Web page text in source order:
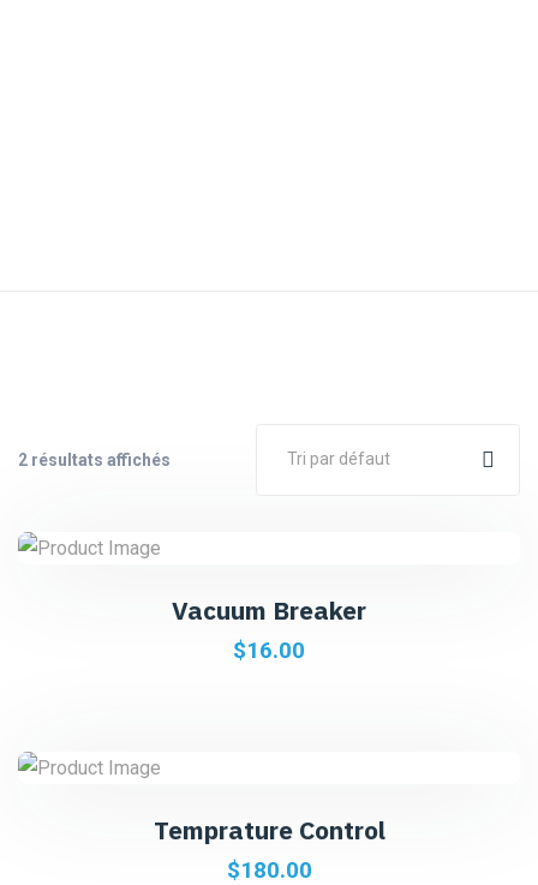
2 résultats affichés Tri par défaut
Vacuum Breaker
$16.00
Temprature Control
$180.00